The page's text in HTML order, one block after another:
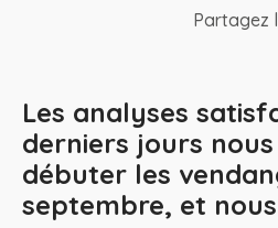
Partagez
Les analyses
derniers jours
débuter les
septembre, et nous